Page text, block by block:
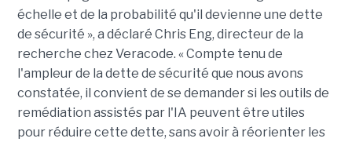
échelle et de la probabilité qu'il devienne une dette
de sécurité », a déclaré Chris Eng, directeur de la
recherche chez Veracode. « Compte tenu de
l'ampleur de la dette de sécurité que nous avons
constatée, il convient de se demander si les outils de
remédiation assistés par l'IA peuvent être utiles
pour réduire cette dette, sans avoir à réorienter les